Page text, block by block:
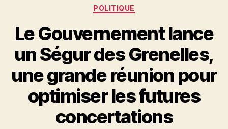
Catégories
POLITIQUE
Le Gouvernement lance
un Ségur des Grenelles,
une grande réunion pour
optimiser les futures
concertations